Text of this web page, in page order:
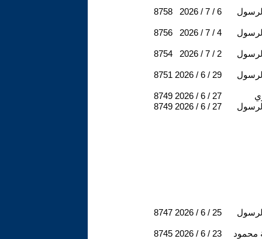
8758 2026 / 7 / 6
8756 2026 / 7 / 4
8754 2026 / 7 / 2
8751 2026 / 6 / 29
8749 2026 / 6 / 27
8749 2026 / 6 / 27
8747 2026 / 6 / 25
8745 2026 / 6 / 23
محمود